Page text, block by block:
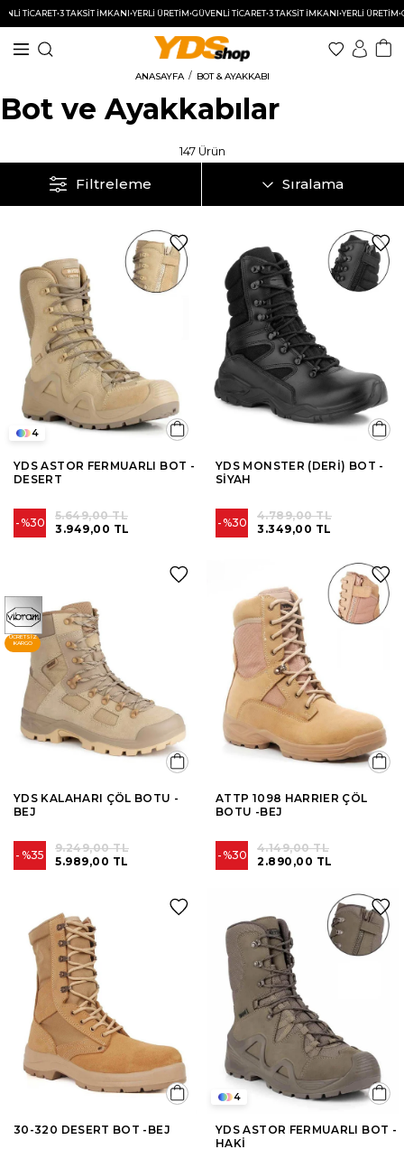
•3 TAKSİT İMKANI•YERLİ ÜRETİM•GÜVENLİ TİCARET•3 TAKSİT İMKANI•YERLİ ÜRETİM•GÜVENLİ
ANASAYFA BOT & AYAKKABI
Bot ve Ayakkabılar
147 Ürün
Filtreleme Sıralama
YDS ASTOR FERMUARLI BOT -
DESERT
%30 3.949,00 TL
5.649,00 TL
4
YDS MONSTER (DERİ) BOT -
SİYAH
%30 3.349,00 TL
4.789,00 TL
YDS KALAHARI ÇÖL BOTU -
BEJ
%35 5.989,00 TL
9.249,00 TL
ÜCRETSIZ
KARGO
ATTP 1098 HARRIER ÇÖL
BOTU -BEJ
%30 2.890,00 TL
4.149,00 TL
30-320 DESERT BOT -BEJ
YDS ASTOR FERMUARLI BOT -
HAKİ
4